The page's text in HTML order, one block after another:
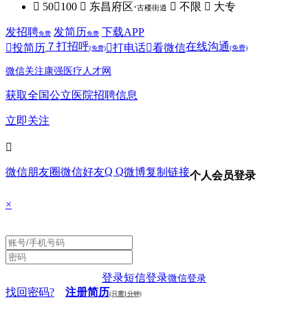
 50～100  东昌府区·古楼街道  不限  大专
发招聘免费 发简历免费 下载APP
投简历 ７ 打招呼(免费) 打电话看微信在线沟通(免费)
微信关注康强医疗人才网
获取全国公立医院招聘信息
立即关注

微信朋友圈微信好友Q Q微博复制链接个人会员登录
×
登录短信登录微信登录
找回密码? 注册简历(只需1分钟)